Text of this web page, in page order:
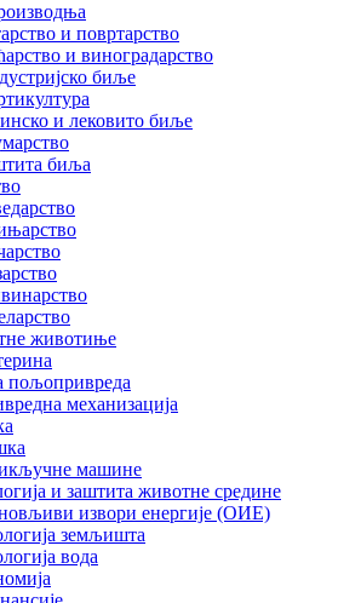
и повртарство
и виноградарство
биље
и лековито биље
биља
животиње
пољопривреда
механизација
машине
и заштита животне средине
извори енергије (ОИЕ)
земљишта
вода